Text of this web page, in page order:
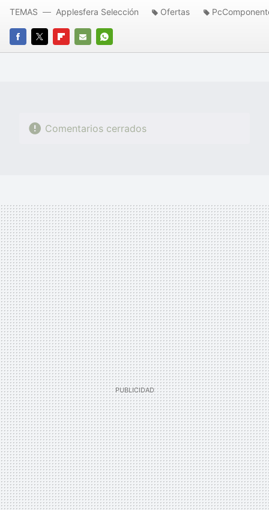
FACEBOOK
TWITTERFLIPBOARD
E-
WHATSAPP
TEMAS Applesfera Selección Ofertas
Comentarios cerrados